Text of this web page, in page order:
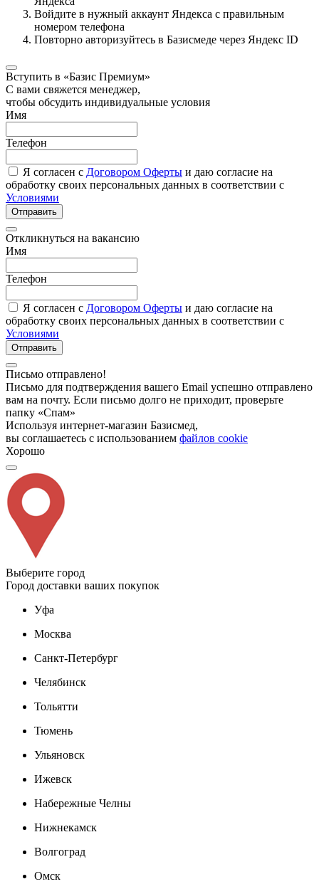
Войдите в нужный аккаунт Яндекса с правильным
номером телефона
Повторно авторизуйтесь в Базисмеде через Яндекс ID
Вступить в «Базис Премиум»
С вами свяжется менеджер,
чтобы обсудить индивидуальные условия
Имя
Телефон
Я согласен с Договором Оферты и даю согласие на
обработку своих персональных данных в соответствии с
Условиями
Отправить
Откликнуться на вакансию
Имя
Телефон
Я согласен с Договором Оферты и даю согласие на
обработку своих персональных данных в соответствии с
Условиями
Отправить
Письмо отправлено!
Письмо для подтверждения вашего Email успешно отправлено
вам на почту. Если письмо долго не приходит, проверьте
папку «Спам»
Используя интернет-магазин Базисмед,
вы соглашаетесь с использованием файлов cookie
Хорошо
Выберите город
Город доставки ваших покупок
Уфа
Москва
Санкт-Петербург
Челябинск
Тольятти
Тюмень
Ульяновск
Ижевск
Набережные Челны
Нижнекамск
Волгоград
Омск